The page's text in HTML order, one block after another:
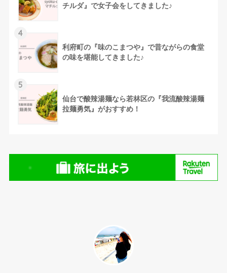
チルダ』で女子会をしてきました♪
4
利府町の『味のこまつや』で昔ながらの食堂
の味を堪能してきました♪
5
仙台で酸辣湯麺なら若林区の『我流酸辣湯麺
拉麺勇気』がおすすめ！